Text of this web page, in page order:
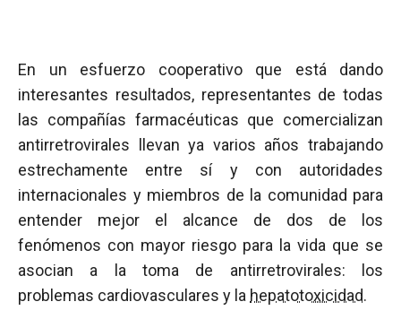
En un esfuerzo cooperativo que está dando
interesantes resultados, representantes de todas
las compañías farmacéuticas que comercializan
antirretrovirales llevan ya varios años trabajando
estrechamente entre sí y con autoridades
internacionales y miembros de la comunidad para
entender mejor el alcance de dos de los
fenómenos con mayor riesgo para la vida que se
asocian a la toma de antirretrovirales: los
problemas cardiovasculares y la hepatotoxicidad.